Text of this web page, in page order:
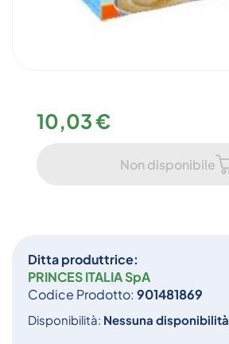
Ditta produttrice:
PRINCES ITALIA SpA
Codice Prodotto: 901481869
Disponibilità: Nessuna disponibilità
10,03 €
Non disponibile